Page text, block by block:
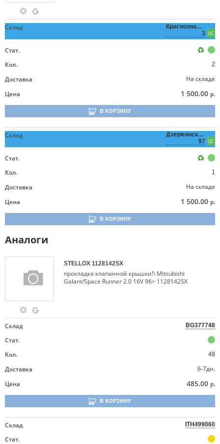
Склад
Краснознаменная,
3 ЦС
Стат.
Кол.
2
Доставка
На складе
Цена
1 500.00 р.
В КОРЗИНУ
Склад
Дзержинского,
97 ЦС
Стат.
Кол.
1
Доставка
На складе
Цена
1 500.00 р.
В КОРЗИНУ
Аналоги
STELLOX 1128142SX
прокладка клапанной крышки!\ Mitsubishi
Galant/Space Runner 2.0 16V 96> 1128142SX
Склад BG377748
Стат.
Кол.
48
Доставка
6-7дн.
Цена
485.00 р.
В КОРЗИНУ
Склад ITH499060
Стат.